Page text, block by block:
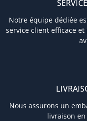
Notre équipe dédiée
service client efficace
Nous assurons un
livraison en